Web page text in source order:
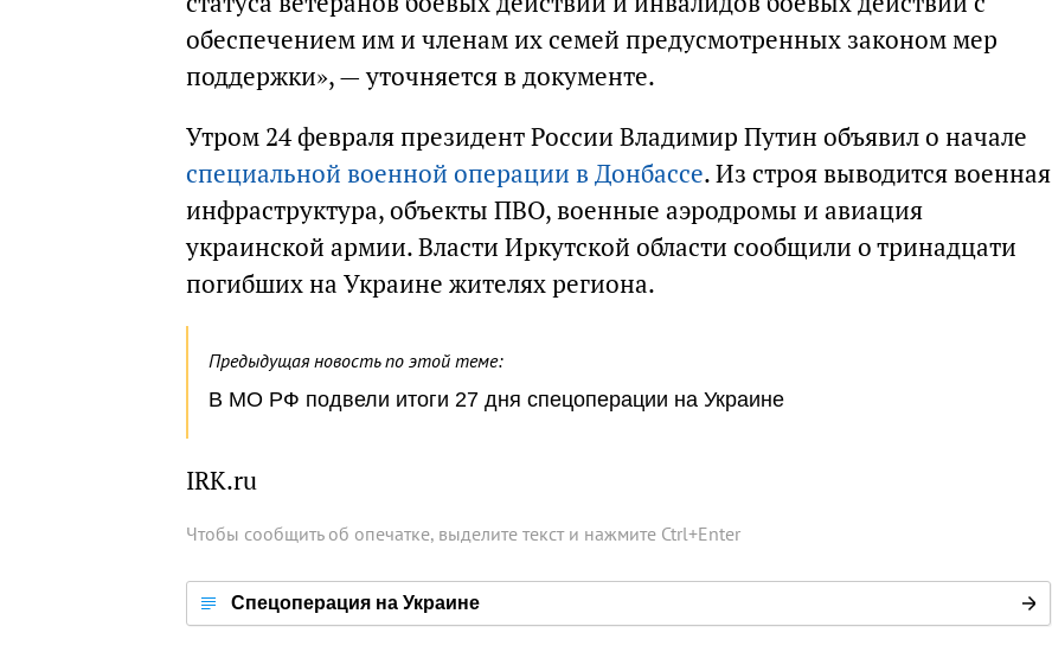
обеспечением им и членам их семей предусмотренных законом мер
поддержки», — уточняется в документе.
Утром 24 февраля президент России Владимир Путин объявил о начале
специальной военной операции в Донбассе. Из строя выводится военная
инфраструктура, объекты ПВО, военные аэродромы и авиация
украинской армии. Власти Иркутской области сообщили о тринадцати
погибших на Украине жителях региона.
Предыдущая новость по этой теме:
В МО РФ подвели итоги 27 дня спецоперации на Украине
IRK.ru
Чтобы сообщить об опечатке, выделите текст и нажмите Ctrl+Enter
Спецоперация на Украине